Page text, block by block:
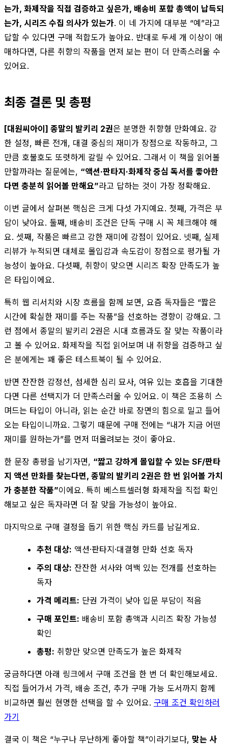
는가, 화제작을 직접 검증하고 싶은가, 배송비 포함 총액이 납득되
는가, 시리즈 수집 의사가 있는가. 이 네 가지에 대부분 “예”라고
답할 수 있다면 구매 적합도가 높아요. 반대로 두세 개 이상이 애
매하다면, 다른 취향의 작품을 먼저 보는 편이 더 만족스러울 수
있어요.
최종 결론 및 총평
[대원씨아이] 종말의 발키리 2권은 분명한 취향형 만화예요. 강
한 설정, 빠른 전개, 대결 중심의 재미가 장점으로 작동하고, 그
만큼 호불호도 또렷하게 갈릴 수 있어요. 그래서 이 책을 읽어볼
만할까라는 질문에는, “액션·판타지·화제작 중심 독서를 좋아한
다면 충분히 읽어볼 만해요”라고 답하는 것이 가장 정확해요.
이번 글에서 살펴본 핵심은 크게 다섯 가지예요. 첫째, 가격은 부
담이 낮아요. 둘째, 배송비 조건은 단독 구매 시 꼭 체크해야 해
요. 셋째, 작품은 빠르고 강한 재미에 강점이 있어요. 넷째, 실제
리뷰가 누적되면 대체로 몰입감과 속도감이 장점으로 평가될 가
능성이 높아요. 다섯째, 취향이 맞으면 시리즈 확장 만족도가 높
은 타입이에요.
특히 웹 리서치와 시장 흐름을 함께 보면, 요즘 독자들은 “짧은
시간에 확실한 재미를 주는 작품”을 선호하는 경향이 강해요. 그
런 점에서 종말의 발키리 2권은 시대 흐름과도 잘 맞는 작품이라
고 볼 수 있어요. 화제작을 직접 읽어보며 내 취향을 검증하고 싶
은 분에게는 꽤 좋은 테스트북이 될 수 있어요.
반면 잔잔한 감정선, 섬세한 심리 묘사, 여유 있는 호흡을 기대한
다면 다른 선택지가 더 만족스러울 수 있어요. 이 책은 조용히 스
며드는 타입이 아니라, 읽는 순간 바로 장면의 힘으로 밀고 들어
오는 타입이니까요. 그렇기 때문에 구매 전에는 “내가 지금 어떤
재미를 원하는가”를 먼저 떠올려보는 것이 좋아요.
한 문장 총평을 남기자면, “짧고 강하게 몰입할 수 있는 SF/판타
지 액션 만화를 찾는다면, 종말의 발키리 2권은 한 번 읽어볼 가치
가 충분한 작품”이에요. 특히 베스트셀러형 화제작을 직접 확인
해보고 싶은 독자라면 더 잘 맞을 가능성이 높아요.
마지막으로 구매 결정을 돕기 위한 핵심 카드를 남길게요.
추천 대상: 액션·판타지·대결형 만화 선호 독자
주의 대상: 잔잔한 서사와 여백 있는 전개를 선호하는
독자
가격 메리트: 단권 가격이 낮아 입문 부담이 적음
구매 포인트: 배송비 포함 총액과 시리즈 확장 가능성
확인
총평: 취향만 맞으면 만족도가 높은 화제작
궁금하다면 아래 링크에서 구매 조건을 한 번 더 확인해보세요.
직접 들어가서 가격, 배송 조건, 추가 구매 가능 도서까지 함께
비교하면 훨씬 현명한 선택을 할 수 있어요. 구매 조건 확인하러
가기
결국 이 책은 “누구나 무난하게 좋아할 책”이라기보다, 맞는 사